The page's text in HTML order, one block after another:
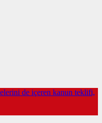
de içeren kanun teklifi,